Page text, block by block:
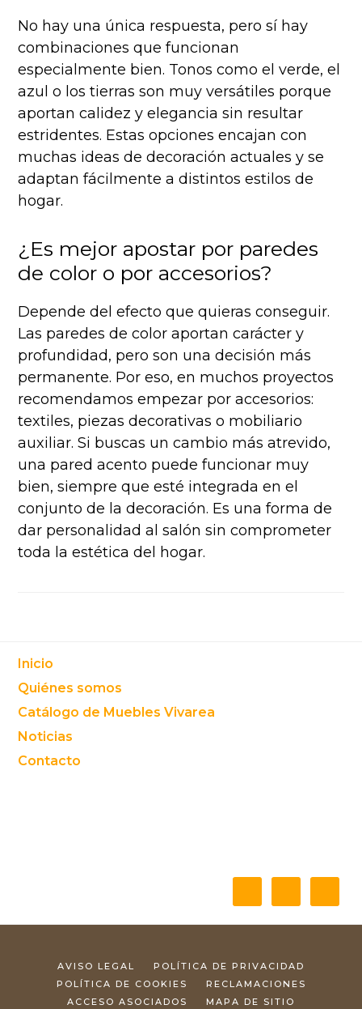
No hay una única respuesta, pero sí hay
combinaciones que funcionan
especialmente bien. Tonos como el verde, el
azul o los tierras son muy versátiles porque
aportan calidez y elegancia sin resultar
estridentes. Estas opciones encajan con
muchas ideas de decoración actuales y se
adaptan fácilmente a distintos estilos de
hogar.
¿Es mejor apostar por paredes
de color o por accesorios?
Depende del efecto que quieras conseguir.
Las paredes de color aportan carácter y
profundidad, pero son una decisión más
permanente. Por eso, en muchos proyectos
recomendamos empezar por accesorios:
textiles, piezas decorativas o mobiliario
auxiliar. Si buscas un cambio más atrevido,
una pared acento puede funcionar muy
bien, siempre que esté integrada en el
conjunto de la decoración. Es una forma de
dar personalidad al salón sin comprometer
toda la estética del hogar.
Footer
Inicio
Quiénes somos
Catálogo de Muebles Vivarea
Noticias
Contacto
AVISO LEGAL
POLÍTICA DE PRIVACIDAD
POLÍTICA DE COOKIES
RECLAMACIONES
ACCESO ASOCIADOS
MAPA DE SITIO